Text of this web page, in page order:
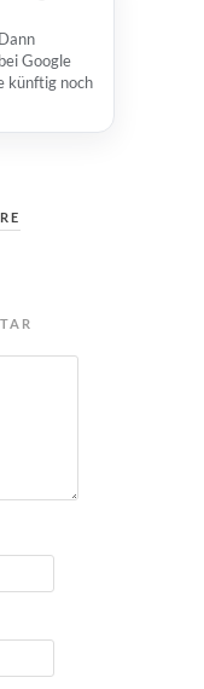
Google
künftig noch